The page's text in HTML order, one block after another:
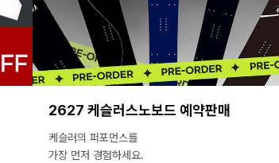
2627 케슬러스노보드 예약판매
케슬러의 퍼포먼스를
가장 먼저 경험하세요.